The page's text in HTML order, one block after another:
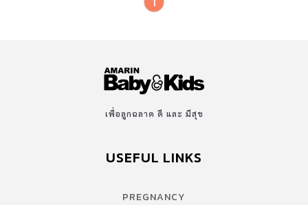
เพื่อลูกฉลาด ดี และ มีสุข
USEFUL LINKS
PREGNANCY